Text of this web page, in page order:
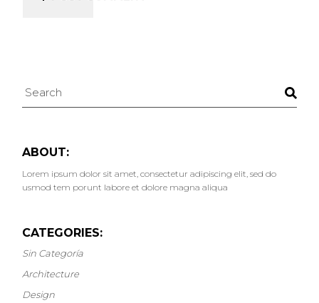
ABOUT:
Lorem ipsum dolor sit amet, consectetur adipiscing elit, sed do
usmod tem porunt labore et dolore magna aliqua
CATEGORIES:
Sin Categoría
Architecture
Design